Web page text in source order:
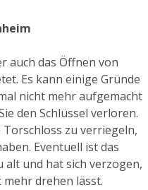
auch das Öffnen von
Es kann einige Gründe
nicht mehr aufgemacht
den Schlüssel verloren.
Torschloss zu verriegeln,
Eventuell ist das
alt und hat sich verzogen,
mehr drehen lässt.